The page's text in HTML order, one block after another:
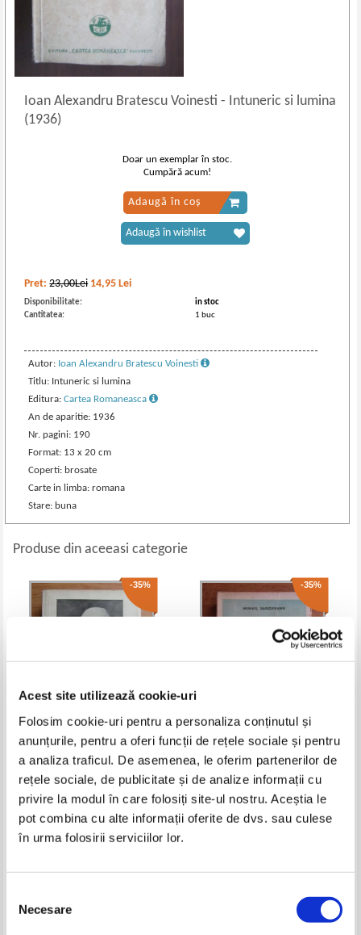
Acest site utilizează cookie-uri
Folosim cookie-uri pentru a personaliza conținutul și
anunțurile, pentru a oferi funcții de rețele sociale și pentru
a analiza traficul. De asemenea, le oferim partenerilor de
rețele sociale, de publicitate și de analize informații cu
privire la modul în care folosiți site-ul nostru. Aceștia le
pot combina cu alte informații oferite de dvs. sau culese
în urma folosirii serviciilor lor.
consimțământului
Necesare
Ioan Alexandru Bratescu Voinesti- Intuneric si lumina
(1936)
Pret:23,00Lei 14,95 Lei
Disponibilitate:
in stoc
Cantitatea:
1 buc
Autor: Ioan Alexandru Bratescu Voinesti
Titlu: Intuneric si lumina
Editura:Cartea Romaneasca
An de aparitie: 1936
Nr. pagini: 190
Format: 13 x 20 cm
Coperti: brosate
Carte in limba: romana
Stare: buna
Doar un exemplar în stoc.
Cumpără acum!
Adaugă în coș
Adaugă în wishlist
Produse din aceeasi categorie
-35%
Herman Wendel - Danton (1930)
21,00Lei 13,65
Adaugă în coș
-35%
Mihail Sadoveanu - Imparatia
apelor (1935)
Lei
Adaugă în coș